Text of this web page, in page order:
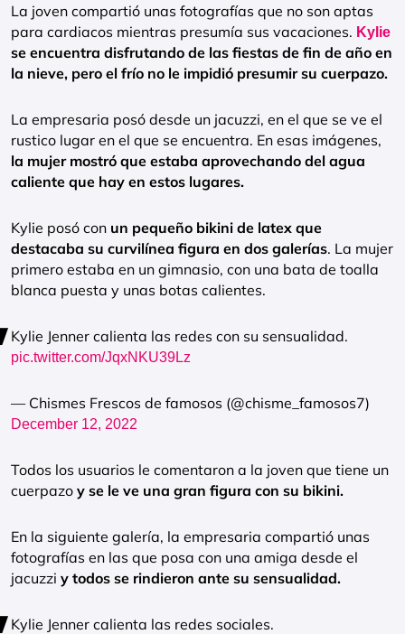
La joven compartió unas fotografías que no son aptas
para cardiacos mientras presumía sus vacaciones. Kylie
se encuentra disfrutando de las fiestas de fin de año en
la nieve, pero el frío no le impidió presumir su cuerpazo.
La empresaria posó desde un jacuzzi, en el que se ve el
rustico lugar en el que se encuentra. En esas imágenes,
la mujer mostró que estaba aprovechando del agua
caliente que hay en estos lugares.
Kylie posó con un pequeño bikini de latex que
destacaba su curvilínea figura en dos galerías. La mujer
primero estaba en un gimnasio, con una bata de toalla
blanca puesta y unas botas calientes.
Kylie Jenner calienta las redes con su sensualidad.
pic.twitter.com/JqxNKU39Lz
— Chismes Frescos de famosos (@chisme_famosos7)
December 12, 2022
Todos los usuarios le comentaron a la joven que tiene un
cuerpazo y se le ve una gran figura con su bikini.
En la siguiente galería, la empresaria compartió unas
fotografías en las que posa con una amiga desde el
jacuzzi y todos se rindieron ante su sensualidad.
Kylie Jenner calienta las redes sociales.